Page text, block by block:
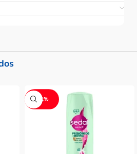
-11%